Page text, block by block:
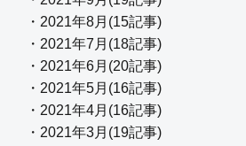
・2021年8月(15記事)
・2021年7月(18記事)
・2021年6月(20記事)
・2021年5月(16記事)
・2021年4月(16記事)
・2021年3月(19記事)